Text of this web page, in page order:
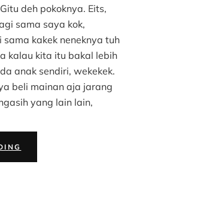
deh pokoknya. Eits,
sama saya kok,
kakek neneknya tuh
kalau kita itu bakal lebih
anak sendiri, wekekek.
beli mainan aja jarang
yang lain lain,
TRIK
ANAK